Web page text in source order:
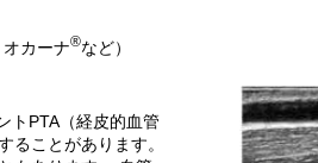
カーナ®など）
トPTA（経皮的血管
ることがあります。